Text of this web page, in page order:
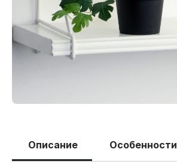
Описание Особенности